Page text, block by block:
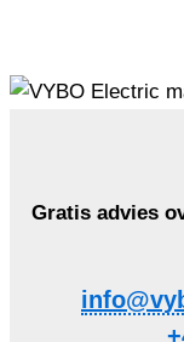
Gratis advies